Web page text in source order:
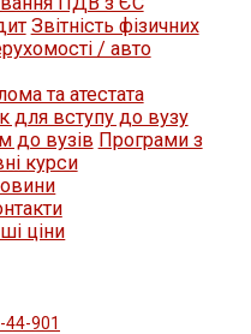
Звітність фізичних
/ авто
та атестата
для вступу до вузу
до вузів Програми з
курси
цiни
44-901